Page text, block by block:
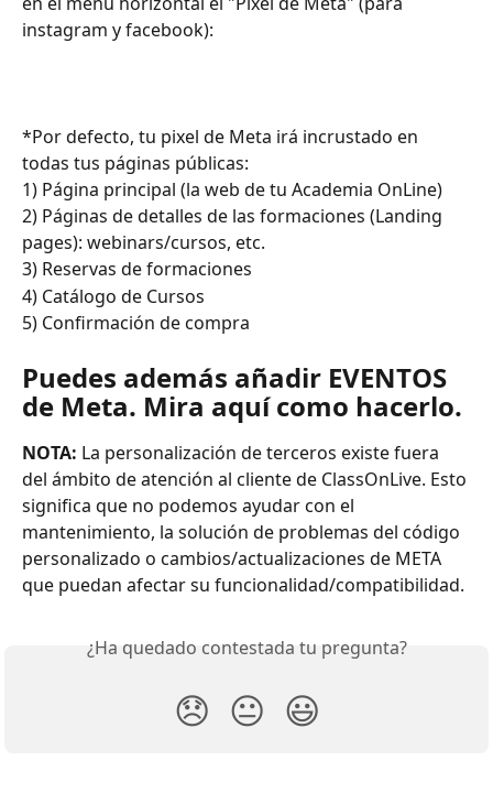
instagram y facebook):
*Por defecto, tu pixel de Meta irá incrustado en
todas tus páginas públicas:
1) Página principal (la web de tu Academia OnLine)
2) Páginas de detalles de las formaciones (Landing
pages): webinars/cursos, etc.
3) Reservas de formaciones
4) Catálogo de Cursos
5) Confirmación de compra
Puedes además añadir EVENTOS
de Meta. Mira aquí como hacerlo.
NOTA: La personalización de terceros existe fuera
del ámbito de atención al cliente de ClassOnLive. Esto
significa que no podemos ayudar con el
mantenimiento, la solución de problemas del código
personalizado o cambios/actualizaciones de META
que puedan afectar su funcionalidad/compatibilidad.
¿Ha quedado contestada tu pregunta?
😞 😐 😃